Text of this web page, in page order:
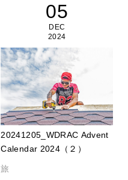
05
DEC
2024
20241205_WDRAC Advent
Calendar 2024（２）
旅